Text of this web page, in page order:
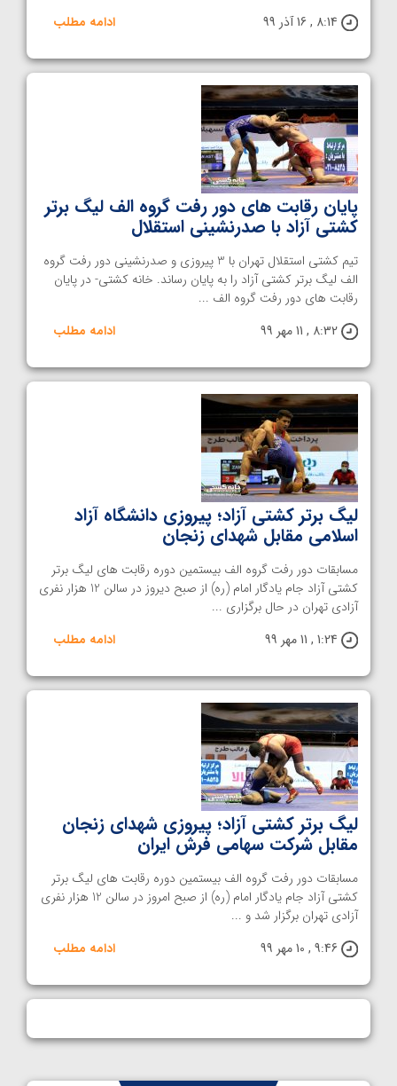
8:14 , 16 آذر 99
ادامه مطلب
پایان رقابت های دور رفت گروه الف لیگ برتر
کشتی آزاد با صدرنشینی استقلال
تیم کشتی استقلال تهران با 3 پیروزی و صدرنشینی دور رفت گروه
الف لیگ برتر کشتی آزاد را به پایان رساند. خانه کشتی- در پایان
رقابت های دور رفت گروه الف ...
8:32 , 11 مهر 99
ادامه مطلب
لیگ برتر کشتی آزاد؛ پیروزی دانشگاه آزاد
اسلامی مقابل شهدای زنجان
مسابقات دور رفت گروه الف بیستمین دوره رقابت های لیگ برتر
کشتی آزاد جام یادگار امام (ره) از صبح دیروز در سالن 12 هزار نفری
آزادی تهران در حال برگزاری ...
1:24 , 11 مهر 99
ادامه مطلب
لیگ برتر کشتی آزاد؛ پیروزی شهدای زنجان
مقابل شرکت سهامی فرش ایران
مسابقات دور رفت گروه الف بیستمین دوره رقابت های لیگ برتر
کشتی آزاد جام یادگار امام (ره) از صبح امروز در سالن 12 هزار نفری
آزادی تهران برگزار شد و ...
9:46 , 10 مهر 99
ادامه مطلب